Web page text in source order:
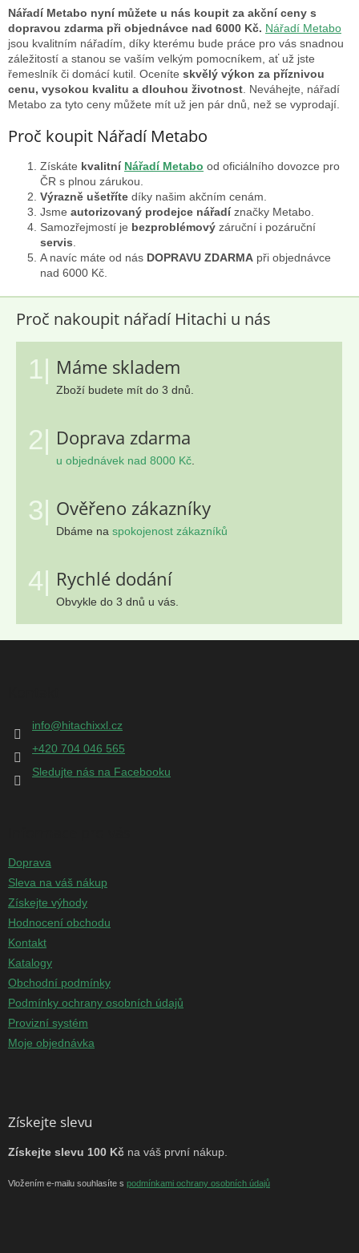
l
á
d
a
c
í
p
v
k
y
ý
p
i
u
Nářadí Metabo nyní můžete u nás koupit za akční ceny s
dopravou zdarma při objednávce nad 6000 Kč. Nářadí Metabo
jsou kvalitním nářadím, díky kterému bude práce pro vás snadnou
záležitostí a stanou se vaším velkým pomocníkem, ať už jste
řemeslník či domácí kutil. Oceníte skvělý výkon za příznivou
cenu, vysokou kvalitu a dlouhou životnost . Neváhejte, nářadí
Metabo za tyto ceny můžete mít už jen pár dnů, než se vyprodají.
Proč koupit Nářadí Metabo
Získáte kvalitní Nářadí Metabo od oficiálního dovozce pro
ČR s plnou zárukou.
Výrazně ušetříte díky našim akčním cenám.
Jsme autorizovaný prodejce nářadíznačky Metabo.
Samozřejmostí je bezproblémový záruční i pozáruční
servis
A navíc máte od nás DOPRAVU ZDARMA při objednávce
nad 6000 Kč.
Proč nakoupit nářadí Hitachi u nás
1| Máme skladem
Zboží budete mít do 3 dnů.
2| Doprava zdarma
u objednávek nad 8000 Kč
3| Ověřeno zákazníky
Dbáme na spokojenost zákazníků
4| Rychlé dodání
Obvykle do 3 dnů u vás.
info@hitachixxl.cz
+420 704 046 565
Sledujte nás na Facebooku
Doprava
Sleva na váš nákup
Získejte výhody
Hodnocení obchodu
Kontakt
Katalogy
Obchodní podmínky
Podmínky ochrany osobních údajů
Provizní systém
Moje objednávka
Získejte slevu
Získejte slevu 100 Kč na váš první nákup.
Vložením e-mailu souhlasíte s podmínkami ochrany osobních údajů